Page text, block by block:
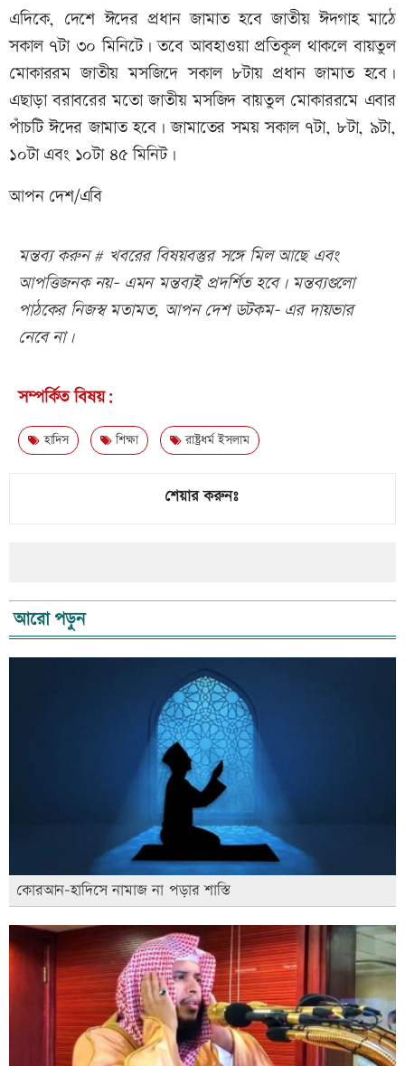
এদিকে, দেশে ঈদের প্রধান জামাত হবে জাতীয় ঈদগাহ মাঠে
সকাল ৭টা ৩০ মিনিটে। তবে আবহাওয়া প্রতিকূল থাকলে বায়তুল
মোকাররম জাতীয় মসজিদে সকাল ৮টায় প্রধান জামাত হবে।
এছাড়া বরাবরের মতো জাতীয় মসজিদ বায়তুল মোকাররমে এবার
পাঁচটি ঈদের জামাত হবে। জামাতের সময় সকাল ৭টা, ৮টা, ৯টা,
১০টা এবং ১০টা ৪৫ মিনিট।
আপন দেশ/এবি
মন্তব্য করুন # খবরের বিষয়বস্তুর সঙ্গে মিল আছে এবং
আপত্তিজনক নয়- এমন মন্তব্যই প্রদর্শিত হবে। মন্তব্যগুলো
পাঠকের নিজস্ব মতামত, আপন দেশ ডটকম- এর দায়ভার
নেবে না।
সম্পর্কিত বিষয়:
হাদিস শিক্ষা রাষ্ট্রধর্ম ইসলাম
শেয়ার করুনঃ
আরো পড়ুন
কোরআন-হাদিসে নামাজ না পড়ার শাস্তি